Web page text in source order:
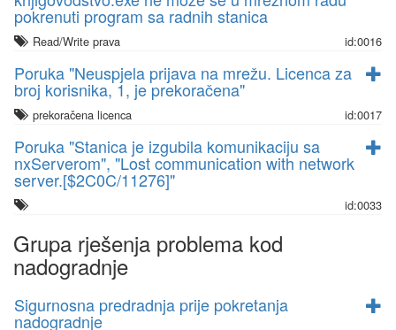
pokrenuti program sa radnih stanica
Read/Write prava id:0016
Poruka "Neuspjela prijava na mrežu. Licenca za
broj korisnika, 1, je prekoračena"
prekoračena licenca id:0017
Poruka "Stanica je izgubila komunikaciju sa
nxServerom", "Lost communication with network
server.[$2C0C/11276]"
id:0033
Grupa rješenja problema kod
nadogradnje
Sigurnosna predradnja prije pokretanja
nadogradnje